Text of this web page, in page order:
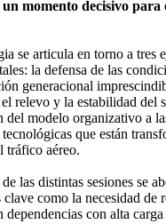
un momento decisivo
se articula en torno a tres
la defensa de las
generacional
relevo y la estabilidad del
del modelo organizativo a
que están
tráfico aéreo.
las distintas sesiones se
clave como la necesidad de
dependencias con alta